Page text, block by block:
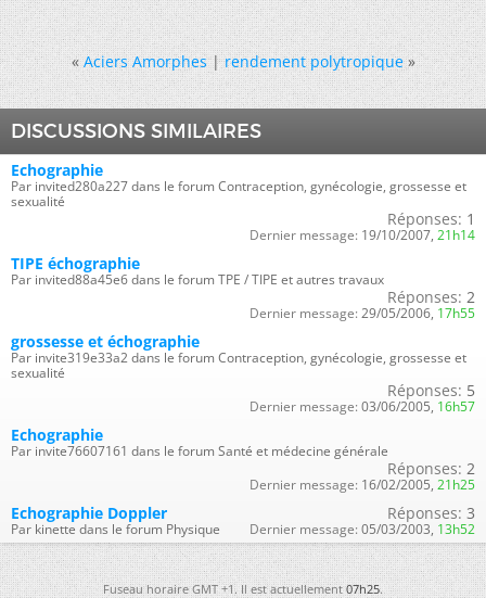
« Aciers Amorphes|rendement polytropique »
DISCUSSIONS SIMILAIRES
Echographie
Par invited280a227 dans le forum Contraception, gynécologie, grossesse et
sexualité
Réponses: 1
Dernier message: 19/10/2007, 21h14
TIPE échographie
Par invited88a45e6 dans le forum TPE / TIPE et autres travaux
Réponses: 2
Dernier message: 29/05/2006, 17h55
grossesse et échographie
Par invite319e33a2 dans le forum Contraception, gynécologie, grossesse et
sexualité
Réponses: 5
Dernier message: 03/06/2005, 16h57
Echographie
Par invite76607161 dans le forum Santé et médecine générale
Réponses: 2
Dernier message: 16/02/2005, 21h25
Echographie Doppler
Par kinette dans le forum Physique
Réponses: 3
Dernier message: 05/03/2003, 13h52
Fuseau horaire GMT +1. Il est actuellement07h25.